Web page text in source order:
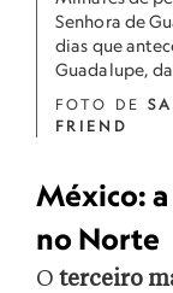
Senhora de
dias que
Guadalupe,
FOTO DE
FRIEND
México:
no Norte
O terceiro